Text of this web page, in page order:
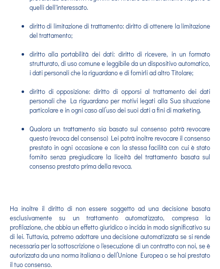
quelli dell'interessato.
diritto di limitazione di trattamento: diritto di ottenere la limitazione
del trattamento;
diritto alla portabilità dei dati: diritto di ricevere, in un formato
strutturato, di uso comune e leggibile da un dispositivo automatico,
i dati personali che la riguardano e di fornirli ad altro Titolare;
diritto di opposizione: diritto di opporsi al trattamento dei dati
personali che La riguardano per motivi legati alla Sua situazione
particolare e in ogni caso all’uso dei suoi dati a fini di marketing.
Qualora un trattamento sia basato sul consenso potrà revocare
questo (revoca del consenso) Lei potrà inoltre revocare il consenso
prestato in ogni occasione e con la stessa facilità con cui è stato
fornito senza pregiudicare la liceità del trattamento basata sul
consenso prestato prima della revoca.
Ha inoltre il diritto di non essere soggetto ad una decisione basata
esclusivamente su un trattamento automatizzato, compresa la
profilazione, che abbia un effetto giuridico o incida in modo significativo su
di lei. Tuttavia, potremo adottare una decisione automatizzata se si rende
necessaria per la sottoscrizione o l'esecuzione di un contratto con noi, se è
autorizzata da una norma italiana o dell’Unione Europea o se hai prestato
il tuo consenso.